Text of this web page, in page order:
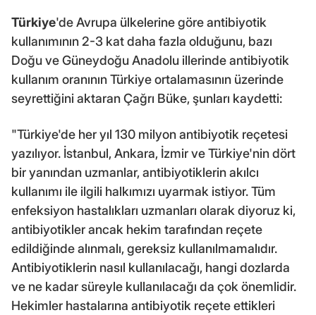
Türkiye'de Avrupa ülkelerine göre antibiyotik
kullanımının 2-3 kat daha fazla olduğunu, bazı
Doğu ve Güneydoğu Anadolu illerinde antibiyotik
kullanım oranının Türkiye ortalamasının üzerinde
seyrettiğini aktaran Çağrı Büke, şunları kaydetti:
"Türkiye'de her yıl 130 milyon antibiyotik reçetesi
yazılıyor. İstanbul, Ankara, İzmir ve Türkiye'nin dört
bir yanından uzmanlar, antibiyotiklerin akılcı
kullanımı ile ilgili halkımızı uyarmak istiyor. Tüm
enfeksiyon hastalıkları uzmanları olarak diyoruz ki,
antibiyotikler ancak hekim tarafından reçete
edildiğinde alınmalı, gereksiz kullanılmamalıdır.
Antibiyotiklerin nasıl kullanılacağı, hangi dozlarda
ve ne kadar süreyle kullanılacağı da çok önemlidir.
Hekimler hastalarına antibiyotik reçete ettikleri